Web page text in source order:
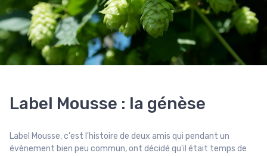
Label Mousse : la génèse
Label Mousse, c'est l'histoire de deux amis qui pendant un
évènement bien peu commun, ont décidé qu'il était temps de